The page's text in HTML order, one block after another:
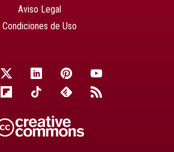
Aviso Legal
Condiciones de Uso